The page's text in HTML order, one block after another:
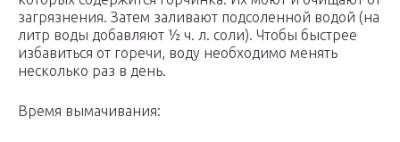
загрязнения. Затем заливают подсоленной водой (на
литр воды добавляют ½ ч. л. соли). Чтобы быстрее
избавиться от горечи, воду необходимо менять
несколько раз в день.
Время вымачивания: